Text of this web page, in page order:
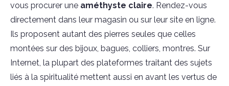
vous procurer une améthyste claire. Rendez-vous
directement dans leur magasin ou sur leur site en ligne.
Ils proposent autant des pierres seules que celles
montées sur des bijoux, bagues, colliers, montres. Sur
Internet, la plupart des plateformes traitant des sujets
liés à la spiritualité mettent aussi en avant les vertus de